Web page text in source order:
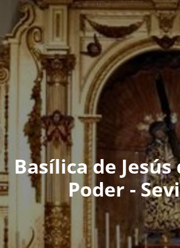
Basílica de Jesús
Poder -